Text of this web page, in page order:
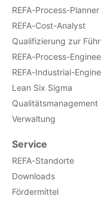
REFA-Process-Planner
REFA-Cost-Analyst
Qualifizierung zur
REFA-Process-
REFA-Industrial-
Lean Six Sigma
Qualitätsmanagement
Verwaltung
Service
REFA-Standorte
Downloads
Fördermittel